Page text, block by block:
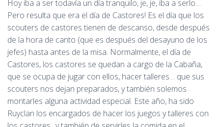
Hoy iba a ser todavía un día tranquilo, je, je, iba a serlo…
Pero resulta que era el día de Castores! Es el día que los
scouters de castores tienen de descanso, desde después
de la hora de canto (que es después del desayuno de los
jefes) hasta antes de la misa. Normalmente, el día de
Castores, los castores se quedan a cargo de la Cabaña,
que se ocupa de jugar con ellos, hacer talleres… que sus
scouters nos dejan preparados, y también solemos
montarles alguna actividad especial. Este año, ha sido
Ruyclan los encargados de hacer los juegos y talleres con